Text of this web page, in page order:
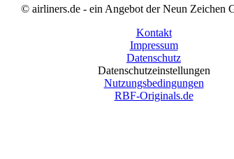
© airliners.de - ein Angebot der Neun Zeichen
Kontakt
Impressum
Datenschutz
Datenschutzeinstellungen
Nutzungsbedingungen
RBF-Originals.de